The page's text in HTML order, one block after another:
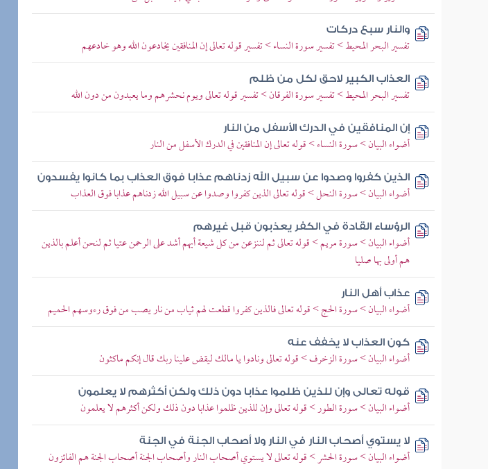
والنار سبع دركات
تفسير البحر المحيط > تفسير سورة النساء > تفسير قوله تعالى إن المنافقين يخادعون الله وهو خادعهم
العذاب الكبير لاحق لكل من ظلم
تفسير البحر المحيط > تفسير سورة الفرقان > تفسير قوله تعالى ويوم نحشرهم وما يعبدون من دون الله
إن المنافقين في الدرك الأسفل من النار
أضواء البيان > سورة النساء > قوله تعالى إن المنافقين في الدرك الأسفل من النار
الذين كفروا وصدوا عن سبيل الله زدناهم عذابا فوق العذاب بما كانوا يفسدون
أضواء البيان > سورة النحل > قوله تعالى الذين كفروا وصدوا عن سبيل الله زدناهم عذابا فوق العذاب
الرؤساء القادة في الكفر يعذبون قبل غيرهم
أضواء البيان > سورة مريم > قوله تعالى ثم لننزعن من كل شيعة أيهم أشد على الرحمن عتيا ثم لنحن أعلم بالذين
هم أولى بها صليا
عذاب أهل النار
أضواء البيان > سورة الحج > قوله تعالى فالذين كفروا قطعت لهم ثياب من نار يصب من فوق رءوسهم الحميم
كون العذاب لا يخفف عنه
أضواء البيان > سورة الزخرف > قوله تعالى ونادوا يا مالك ليقض علينا ربك قال إنكم ماكثون
قوله تعالى وإن للذين ظلموا عذابا دون ذلك ولكن أكثرهم لا يعلمون
أضواء البيان > سورة الطور > قوله تعالى وإن للذين ظلموا عذابا دون ذلك ولكن أكثرهم لا يعلمون
لا يستوي أصحاب النار في النار ولا أصحاب الجنة في الجنة
أضواء البيان > سورة الحشر > قوله تعالى لا يستوي أصحاب النار وأصحاب الجنة أصحاب الجنة هم الفائزون